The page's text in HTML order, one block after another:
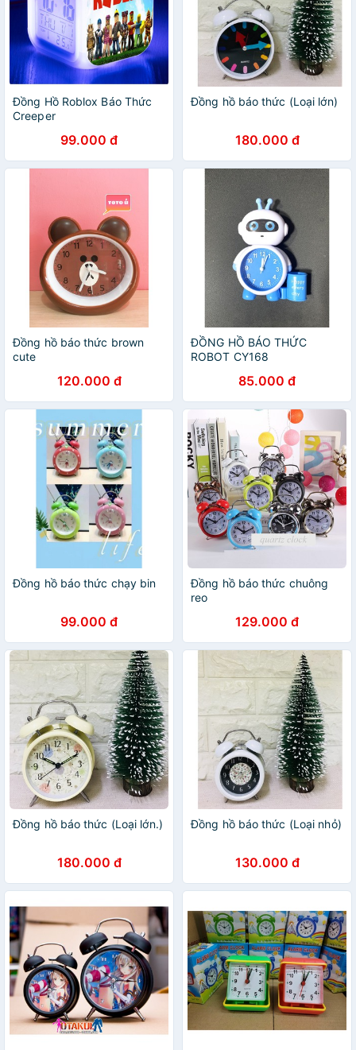
Đồng Hồ Roblox Báo Thức
Creeper
99.000 đ
Đồng hồ báo thức (Loại lớn)
180.000 đ
Đồng hồ báo thức brown
cute
120.000 đ
ĐỒNG HỒ BÁO THỨC
ROBOT CY168
85.000 đ
Đồng hồ báo thức chạy bin
99.000 đ
Đồng hồ báo thức chuông
reo
129.000 đ
Đồng hồ báo thức (Loại lớn.)
180.000 đ
Đồng hồ báo thức (Loại nhỏ)
130.000 đ